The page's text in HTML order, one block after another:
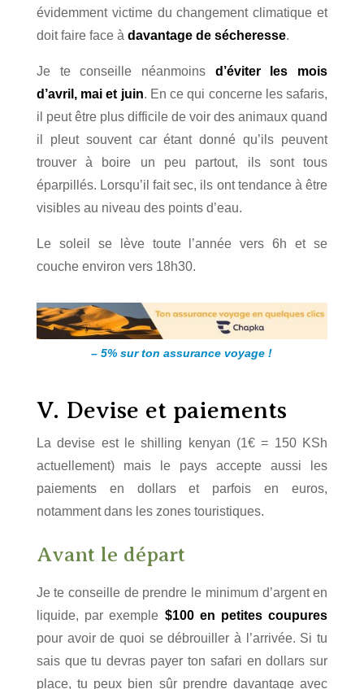
évidemment victime du changement climatique et
doit faire face à davantage de sécheresse.
Je te conseille néanmoins d’éviter les mois
d’avril, mai et juin. En ce qui concerne les safaris,
il peut être plus difficile de voir des animaux quand
il pleut souvent car étant donné qu’ils peuvent
trouver à boire un peu partout, ils sont tous
éparpillés. Lorsqu’il fait sec, ils ont tendance à être
visibles au niveau des points d’eau.
Le soleil se lève toute l’année vers 6h et se
couche environ vers 18h30.
– 5% sur ton assurance voyage !
V. Devise et paiements
La devise est le shilling kenyan (1€ = 150 KSh
actuellement) mais le pays accepte aussi les
paiements en dollars et parfois en euros,
notamment dans les zones touristiques.
Avant le départ
Je te conseille de prendre le minimum d’argent en
liquide, par exemple $100 en petites coupures
pour avoir de quoi se débrouiller à l’arrivée. Si tu
sais que tu devras payer ton safari en dollars sur
place, tu peux bien sûr prendre davantage avec